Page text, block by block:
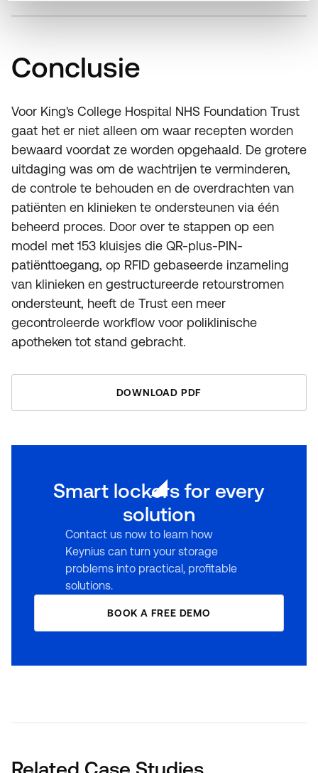
Conclusie
Voor King's College Hospital NHS Foundation Trust
gaat het er niet alleen om waar recepten worden
bewaard voordat ze worden opgehaald. De grotere
uitdaging was om de wachtrijen te verminderen,
de controle te behouden en de overdrachten van
patiënten en klinieken te ondersteunen via één
beheerd proces. Door over te stappen op een
model met 153 kluisjes die QR-plus-PIN-
patiënttoegang, op RFID gebaseerde inzameling
van klinieken en gestructureerde retourstromen
ondersteunt, heeft de Trust een meer
gecontroleerde workflow voor poliklinische
apotheken tot stand gebracht.
DOWNLOAD PDF
Smart lockers for every
solution
Contact us now to learn how
Keynius can turn your storage
problems into practical, profitable
solutions.
BOOK A FREE DEMO